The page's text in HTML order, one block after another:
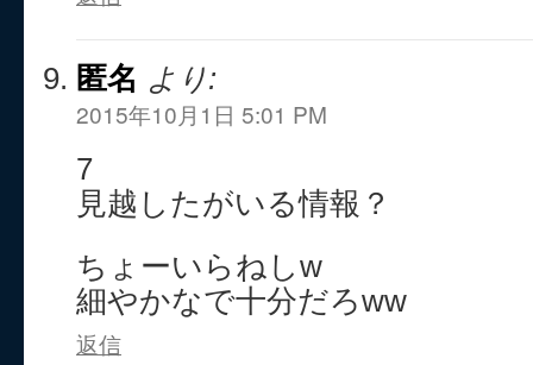
匿名 より:
2015年10月1日 5:01 PM
7
見越したがいる情報？
ちょーいらねしw
細やかなで十分だろww
返信